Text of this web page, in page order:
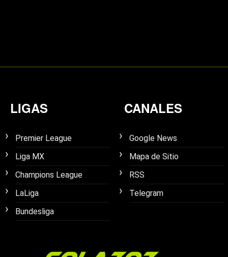
LIGAS
Premier League
Liga MX
Champions League
LaLiga
Bundesliga
CANALES
Google News
Mapa de Sitio
RSS
Telegram